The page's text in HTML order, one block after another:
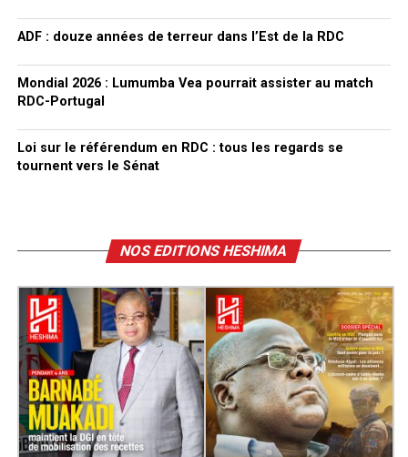
ADF : douze années de terreur dans l’Est de la RDC
Mondial 2026 : Lumumba Vea pourrait assister au match
RDC-Portugal
Loi sur le référendum en RDC : tous les regards se
tournent vers le Sénat
NOS EDITIONS HESHIMA